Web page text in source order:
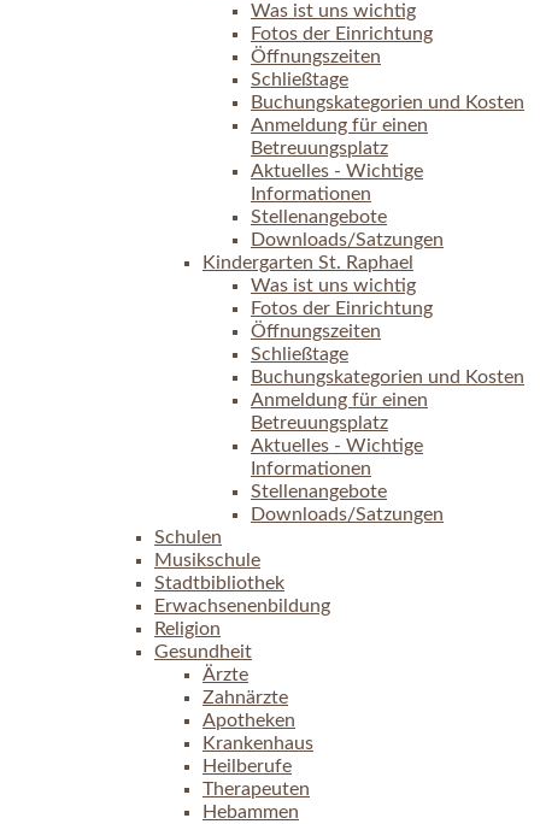
Was ist uns wichtig
Fotos der Einrichtung
Öffnungszeiten
Schließtage
Buchungskategorien und Kosten
Anmeldung für einen
Betreuungsplatz
Aktuelles - Wichtige
Informationen
Stellenangebote
Downloads/Satzungen
Kindergarten St. Raphael
Was ist uns wichtig
Fotos der Einrichtung
Öffnungszeiten
Schließtage
Buchungskategorien und Kosten
Anmeldung für einen
Betreuungsplatz
Aktuelles - Wichtige
Informationen
Stellenangebote
Downloads/Satzungen
Schulen
Musikschule
Stadtbibliothek
Erwachsenenbildung
Religion
Gesundheit
Ärzte
Zahnärzte
Apotheken
Krankenhaus
Heilberufe
Therapeuten
Hebammen